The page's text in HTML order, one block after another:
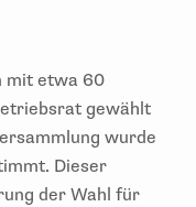
mit etwa 60
gewählt
wurde
Dieser
der Wahl für